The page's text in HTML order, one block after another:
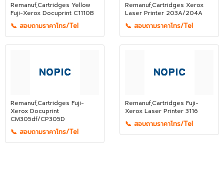
Remanuf,Cartridges Yellow
Fuji-Xerox Docuprint C1110B
📞 สอบถามราคาโทร/Tel
Remanuf,Cartridges Xerox
Laser Printer 203A/204A
📞 สอบถามราคาโทร/Tel
Remanuf,Cartridges Fuji-
Xerox Docuprint
CM305df/CP305D
📞 สอบถามราคาโทร/Tel
Remanuf,Cartridges Fuji-
Xerox Laser Printer 3116
📞 สอบถามราคาโทร/Tel